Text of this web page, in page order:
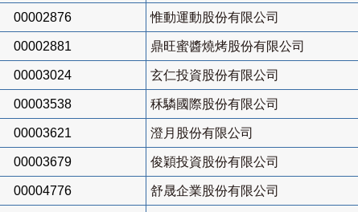
00002876 惟動運動股份有限公司
00002881 鼎旺蜜醬燒烤股份有限公司
00003024 玄仁投資股份有限公司
00003538 秝驎國際股份有限公司
00003621 澄月股份有限公司
00003679 俊穎投資股份有限公司
00004776 舒晟企業股份有限公司